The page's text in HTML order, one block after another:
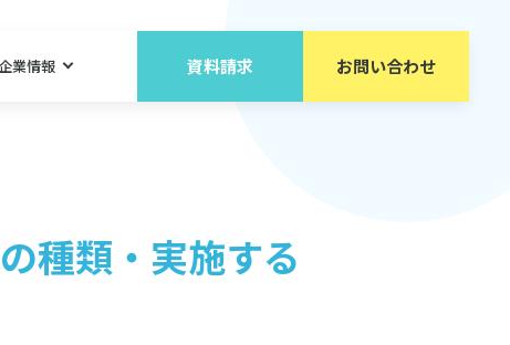
企業情報 資料請求 お問い合わせ
種類・実施する